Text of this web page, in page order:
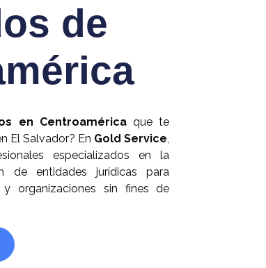
de
en Centroaméricaque te
El Salvador? En Gold Service
especializados en la
de entidades jurídicas para
y organizaciones sin fines de